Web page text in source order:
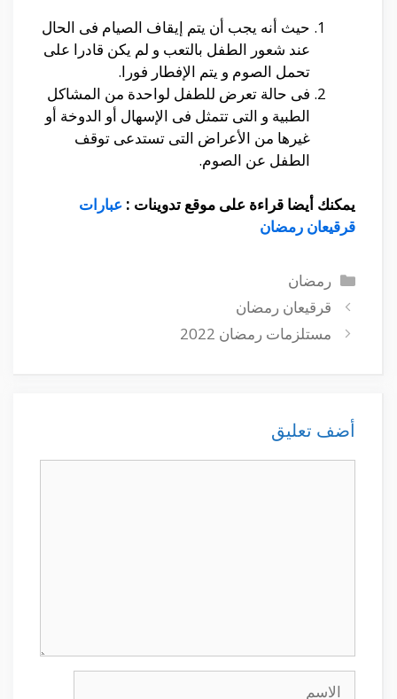
حيث أنه يجب أن يتم إيقاف الصيام فى الحال
عند شعور الطفل بالتعب و لم يكن قادرا على
تحمل الصوم و يتم الإفطار فورا.
فى حالة تعرض للطفل لواحدة من المشاكل
الطبية و التى تتمثل فى الإسهال أو الدوخة أو
غيرها من الأعراض التى تستدعى توقف
الطفل عن الصوم.
يمكنك أيضا قراءة على موقع تدوينات : عبارات
قرقيعان رمضان
التصنيفات
رمضان
قرقيعان رمضان
مستلزمات رمضان 2022
أضف تعليق
الاسم